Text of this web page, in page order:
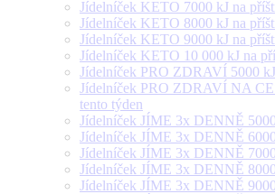
Jídelníček KETO 7000 kJ na
Jídelníček KETO 8000 kJ na
Jídelníček KETO 9000 kJ na
Jídelníček KETO 10 000 kJ na
Jídelníček PRO ZDRAVÍ 5000
Jídelníček PRO ZDRAVÍ NA
tento týden
Jídelníček JÍME 3x DENNĚ
Jídelníček JÍME 3x DENNĚ
Jídelníček JÍME 3x DENNĚ
Jídelníček JÍME 3x DENNĚ
Jídelníček JÍME 3x DENNĚ